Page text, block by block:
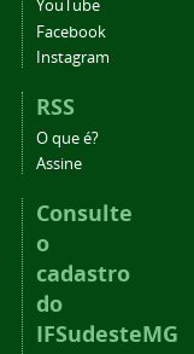
YouTube
Facebook
Instagram
RSS
O que é?
Assine
Consulte
o
cadastro
do
IFSudesteMG